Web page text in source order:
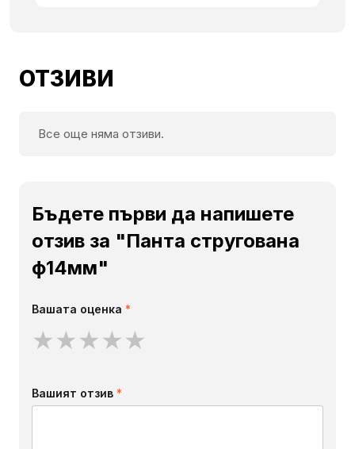
ОТЗИВИ
Все още няма отзиви.
Бъдете първи да напишете
отзив за "Панта стругована
ф14мм"
Вашата оценка *
★★★★★
Вашият отзив *